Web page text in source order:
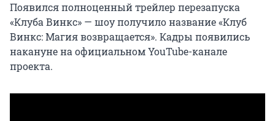
Появился полноценный трейлер перезапуска
«Клуба Винкс» — шоу получило название «Клуб
Винкс: Магия возвращается». Кадры появились
накануне на официальном YouTube-канале
проекта.